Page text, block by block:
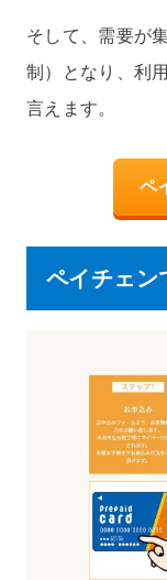
そして、需要が
制）となり、利
言えます。
ペ
ペイチェン